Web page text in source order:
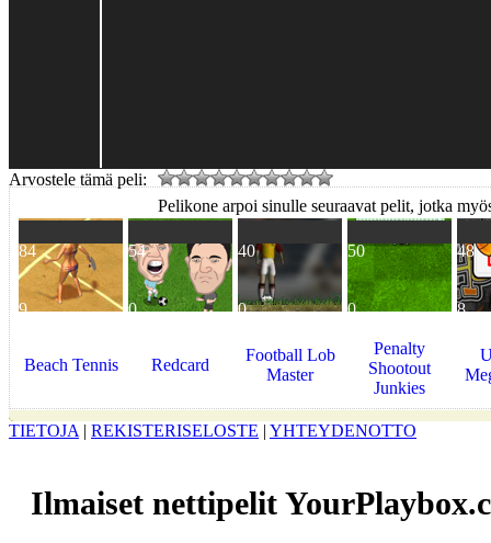
Arvostele tämä peli:
Pelikone arpoi sinulle seuraavat pelit, jotka
84
9
Beach Tennis
54
0
Redcard
40
0
Football Lob
Master
50
0
Penalty
Shootout
Junkies
48
8
TIETOJA | REKISTERISELOSTE | YHTEYDENOTTO
Ilmaiset nettipelit